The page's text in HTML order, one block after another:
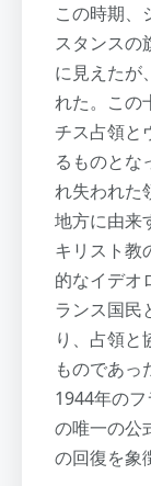
この時期、
スタンスの
に見えたが
れた。この
チス占領と
るものとな
れ失われた
地方に由来
キリスト教
的なイデオ
ランス国民
り、占領と
ものであっ
1944年の
の唯一の公
の回復を象